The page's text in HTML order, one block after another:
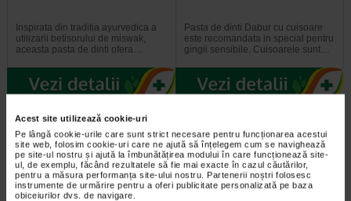
Acest site utilizează cookie-uri
Pe lângă cookie-urile care sunt strict necesare pentru funcționarea acestui
site web, folosim cookie-uri care ne ajută să înțelegem cum se navighează
pe site-ul nostru și ajută la îmbunătățirea modului în care funcționează site-
ul, de exemplu, făcând rezultatele să fie mai exacte în cazul căutărilor,
pentru a măsura performanța site-ului nostru. Partenerii noștri folosesc
instrumente de urmărire pentru a oferi publicitate personalizată pe baza
obiceiurilor dvs. de navigare.
Inspirata din traditia ayurvedica a
utilizarii betisorului de miswak,
aceasta pasta de dinti ofera…
Pasta de dinti Dabur cu cuisoare
este recomandata in special pentru
gingii sensibile. Cuisoarele sunt…
Plătești 2, primești 3